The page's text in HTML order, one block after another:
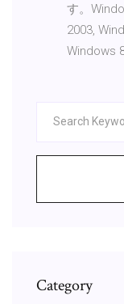
す。
2003,
Windows
Category